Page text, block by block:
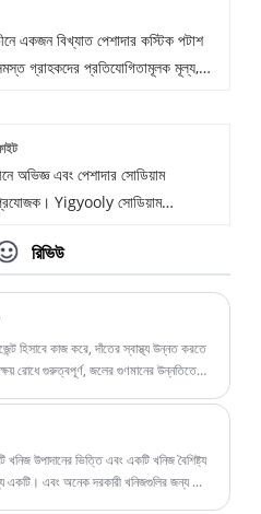
পাইকারি বিক্রয় করি।
একজন বিখ্যাত পেশাদার কস্টিক পটাশ
গ্রাহকদের প্রতিযোগিতামূলক মূল্য,
অভিজ্ঞ এবং পেশাদার সোডিয়াম
প্রযোজক। Yigyooly সোডিয়াম
করা হয়েছে এটা স্থিতিশীল এবং উচ্চ
রিভিউ
হিসাবে কাজ করে, দাঁতের স্বাস্থ্য উন্নত করতে
রোধে গুরুত্বপূর্ণ, জলের গুণমানের উন্নতিতে
উপাদানের ভিত্তি এবং একটি খনিজ বৈশিষ্ট্য
একটি। এবং অনেক দরকারী খনিজগুলির জন্য ...